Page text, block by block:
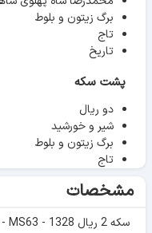
برگ زیتون و بلوط
تاج
تاریخ
پشت سکه
دو ریال
شیر و خورشید
برگ زیتون و بلوط
تاج
مشخصات
سکه 2 ریال 1328 - MS63 - محمد رضا شاه